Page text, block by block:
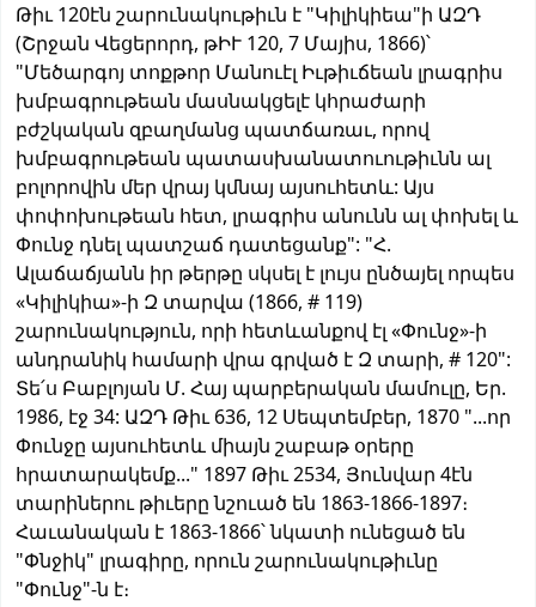
Թիւ 120էն շարունակութիւն է "Կիլիկիեա"ի ԱԶԴ
(Շրջան Վեցերորդ, թԻՒ 120, 7 Մայիս, 1866)՝
"Մեծարգոյ տոքթոր Մանուէլ Իւթիւճեան լրագրիս
խմբագրութեան մասնակցելէ կհրաժարի
բժշկական զբաղմանց պատճառաւ, որով
խմբագրութեան պատասխանատուութիւնն ալ
բոլորովին մեր վրայ կմնայ այսուհետև: Այս
փոփոխութեան հետ, լրագրիս անունն ալ փոխել և
Փունջ դնել պատշաճ դատեցանք": "Հ.
Ալաճաճյանն իր թերթը սկսել է լույս ընծայել որպես
«Կիլիկիա»-ի Զ տարվա (1866, # 119)
շարունակություն, որի հետևանքով էլ «Փունջ»-ի
անդրանիկ համարի վրա գրված է Զ տարի, # 120":
Տե՛ս Բաբլոյան Մ. Հայ պարբերական մամուլը, Եր.
1986, էջ 34: ԱԶԴ Թիւ 636, 12 Սեպտեմբեր, 1870 "...որ
Փունջը այսուհետև միայն շաբաթ օրերը
հրատարակեմք..." 1897 Թիւ 2534, Յունվար 4էն
տարիներու թիւերը նշուած են 1863-1866-1897։
Հաւանական է 1863-1866՝ նկատի ունեցած են
"Փնջիկ" լրագիրը, որուն շարունակութիւնը
"Փունջ"-ն է։